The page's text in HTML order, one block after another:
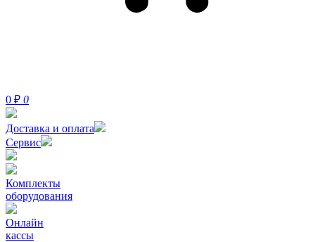
0 ₽ 0
Доставка и оплата
Сервис
Комплекты
оборудования
Онлайн
кассы